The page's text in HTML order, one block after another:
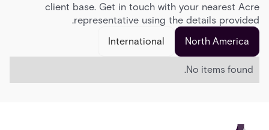
client base. Get in touch with your nearest Acre
representative using the details provided.
North America
International
No items found.